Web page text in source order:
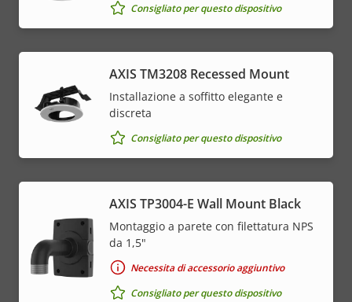
Consigliato per questo dispositivo
AXIS TM3208 Recessed Mount
Installazione a soffitto elegante e
discreta
Consigliato per questo dispositivo
AXIS TP3004-E Wall Mount Black
Montaggio a parete con filettatura NPS
da 1,5"
Necessita di accessorio aggiuntivo
Consigliato per questo dispositivo